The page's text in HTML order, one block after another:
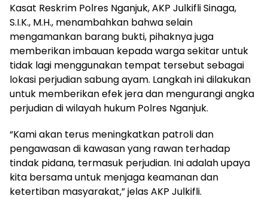
Kasat Reskrim Polres Nganjuk, AKP Julkifli Sinaga,
S.I.K., M.H., menambahkan bahwa selain
mengamankan barang bukti, pihaknya juga
memberikan imbauan kepada warga sekitar untuk
tidak lagi menggunakan tempat tersebut sebagai
lokasi perjudian sabung ayam. Langkah ini dilakukan
untuk memberikan efek jera dan mengurangi angka
perjudian di wilayah hukum Polres Nganjuk.
“Kami akan terus meningkatkan patroli dan
pengawasan di kawasan yang rawan terhadap
tindak pidana, termasuk perjudian. Ini adalah upaya
kita bersama untuk menjaga keamanan dan
ketertiban masyarakat,” jelas AKP Julkifli.